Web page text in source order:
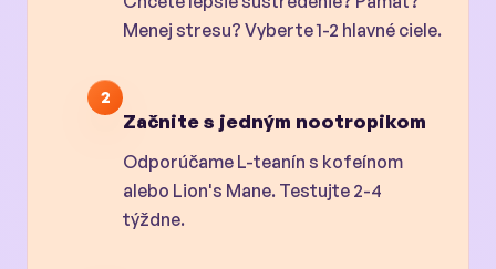
Menej stresu? Vyberte 1-2 hlavné ciele.
2
Začnite s jedným nootropikom
Odporúčame L-teanín s kofeínom
alebo Lion's Mane. Testujte 2-4
týždne.